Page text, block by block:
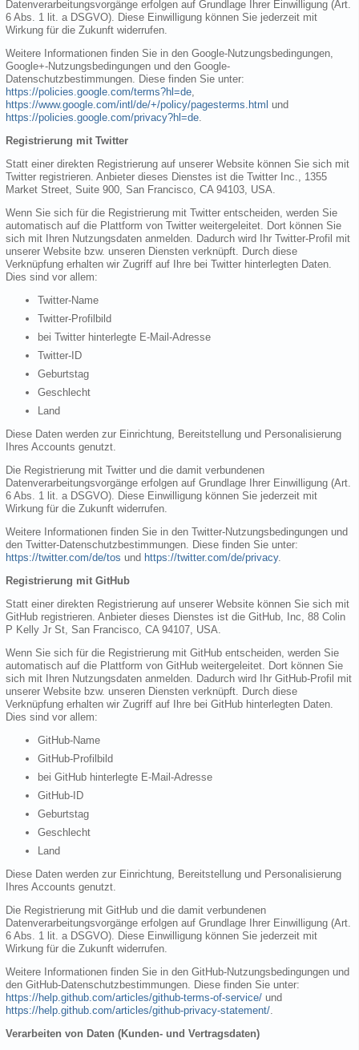
Datenverarbeitungsvorgänge erfolgen auf Grundlage Ihrer Einwilligung (Art.
6 Abs. 1 lit. a DSGVO). Diese Einwilligung können Sie jederzeit mit
Wirkung für die Zukunft widerrufen.
Weitere Informationen finden Sie in den Google-Nutzungsbedingungen,
Google+-Nutzungsbedingungen und den Google-
Datenschutzbestimmungen. Diese finden Sie unter:
https://policies.google.com/terms?hl=de,
https://www.google.com/intl/de/+/policy/pagesterms.html und
https://policies.google.com/privacy?hl=de.
Registrierung mit Twitter
Statt einer direkten Registrierung auf unserer Website können Sie sich mit
Twitter registrieren. Anbieter dieses Dienstes ist die Twitter Inc., 1355
Market Street, Suite 900, San Francisco, CA 94103, USA.
Wenn Sie sich für die Registrierung mit Twitter entscheiden, werden Sie
automatisch auf die Plattform von Twitter weitergeleitet. Dort können Sie
sich mit Ihren Nutzungsdaten anmelden. Dadurch wird Ihr Twitter-Profil mit
unserer Website bzw. unseren Diensten verknüpft. Durch diese
Verknüpfung erhalten wir Zugriff auf Ihre bei Twitter hinterlegten Daten.
Dies sind vor allem:
Twitter-Name
Twitter-Profilbild
bei Twitter hinterlegte E-Mail-Adresse
Twitter-ID
Geburtstag
Geschlecht
Land
Diese Daten werden zur Einrichtung, Bereitstellung und Personalisierung
Ihres Accounts genutzt.
Die Registrierung mit Twitter und die damit verbundenen
Datenverarbeitungsvorgänge erfolgen auf Grundlage Ihrer Einwilligung (Art.
6 Abs. 1 lit. a DSGVO). Diese Einwilligung können Sie jederzeit mit
Wirkung für die Zukunft widerrufen.
Weitere Informationen finden Sie in den Twitter-Nutzungsbedingungen und
den Twitter-Datenschutzbestimmungen. Diese finden Sie unter:
https://twitter.com/de/tos und https://twitter.com/de/privacy.
Registrierung mit GitHub
Statt einer direkten Registrierung auf unserer Website können Sie sich mit
GitHub registrieren. Anbieter dieses Dienstes ist die GitHub, Inc, 88 Colin
P Kelly Jr St, San Francisco, CA 94107, USA.
Wenn Sie sich für die Registrierung mit GitHub entscheiden, werden Sie
automatisch auf die Plattform von GitHub weitergeleitet. Dort können Sie
sich mit Ihren Nutzungsdaten anmelden. Dadurch wird Ihr GitHub-Profil mit
unserer Website bzw. unseren Diensten verknüpft. Durch diese
Verknüpfung erhalten wir Zugriff auf Ihre bei GitHub hinterlegten Daten.
Dies sind vor allem:
GitHub-Name
GitHub-Profilbild
bei GitHub hinterlegte E-Mail-Adresse
GitHub-ID
Geburtstag
Geschlecht
Land
Diese Daten werden zur Einrichtung, Bereitstellung und Personalisierung
Ihres Accounts genutzt.
Die Registrierung mit GitHub und die damit verbundenen
Datenverarbeitungsvorgänge erfolgen auf Grundlage Ihrer Einwilligung (Art.
6 Abs. 1 lit. a DSGVO). Diese Einwilligung können Sie jederzeit mit
Wirkung für die Zukunft widerrufen.
Weitere Informationen finden Sie in den GitHub-Nutzungsbedingungen und
den GitHub-Datenschutzbestimmungen. Diese finden Sie unter:
https://help.github.com/articles/github-terms-of-service/ und
https://help.github.com/articles/github-privacy-statement/.
Verarbeiten von Daten (Kunden- und Vertragsdaten)